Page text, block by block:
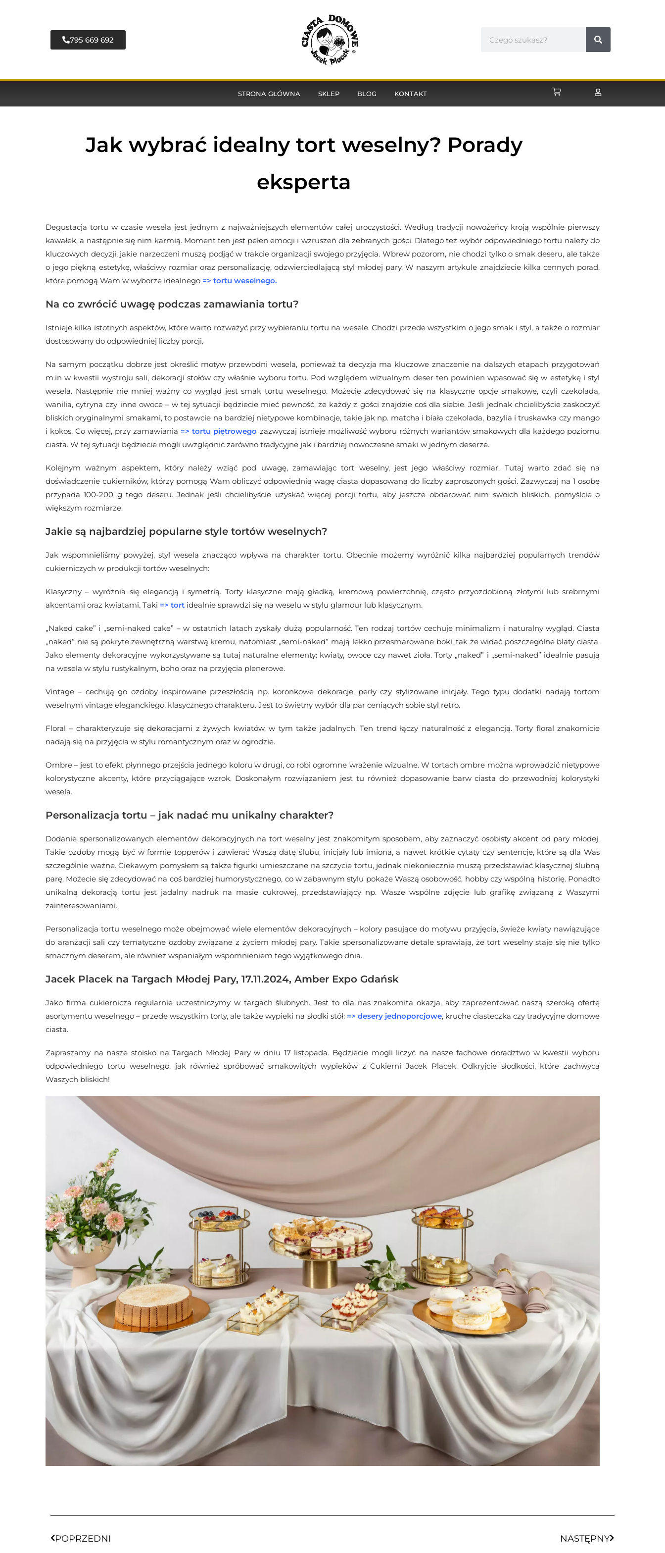
795 669 692
STRONA GŁÓWNA SKLEP BLOG KONTAKT
Jak wybrać idealny tort weselny? Porady
eksperta
Degustacja tortu w czasie wesela jest jednym z najważniejszych elementów całej uroczystości. Według tradycji nowożeńcy kroją wspólnie pierwszy
kawałek, a następnie się nim karmią. Moment ten jest pełen emocji i wzruszeń dla zebranych gości. Dlatego też wybór odpowiedniego tortu należy do
kluczowych decyzji, jakie narzeczeni muszą podjąć w trakcie organizacji swojego przyjęcia. Wbrew pozorom, nie chodzi tylko o smak deseru, ale także
o jego piękną estetykę, właściwy rozmiar oraz personalizację, odzwierciedlającą styl młodej pary. W naszym artykule znajdziecie kilka cennych porad,
które pomogą Wam w wyborze idealnego => tortu weselnego.
Na co zwrócić uwagę podczas zamawiania tortu?
Istnieje kilka istotnych aspektów, które warto rozważyć przy wybieraniu tortu na wesele. Chodzi przede wszystkim o jego smak i styl, a także o rozmiar
dostosowany do odpowiedniej liczby porcji.
Na samym początku dobrze jest określić motyw przewodni wesela, ponieważ ta decyzja ma kluczowe znaczenie na dalszych etapach przygotowań
m.in w kwestii wystroju sali, dekoracji stołów czy właśnie wyboru tortu. Pod względem wizualnym deser ten powinien wpasować się w estetykę i styl
wesela. Następnie nie mniej ważny co wygląd jest smak tortu weselnego. Możecie zdecydować się na klasyczne opcje smakowe, czyli czekolada,
wanilia, cytryna czy inne owoce – w tej sytuacji będziecie mieć pewność, że każdy z gości znajdzie coś dla siebie. Jeśli jednak chcielibyście zaskoczyć
bliskich oryginalnymi smakami, to postawcie na bardziej nietypowe kombinacje, takie jak np. matcha i biała czekolada, bazylia i truskawka czy mango
i kokos. Co więcej, przy zamawiania =>tortu piętrowego zazwyczaj istnieje możliwość wyboru różnych wariantów smakowych dla każdego poziomu
ciasta. W tej sytuacji będziecie mogli uwzględnić zarówno tradycyjne jak i bardziej nowoczesne smaki w jednym deserze.
Kolejnym ważnym aspektem, który należy wziąć pod uwagę, zamawiając tort weselny, jest jego właściwy rozmiar. Tutaj warto zdać się na
doświadczenie cukierników, którzy pomogą Wam obliczyć odpowiednią wagę ciasta dopasowaną do liczby zaproszonych gości. Zazwyczaj na 1 osobę
przypada 100-200 g tego deseru. Jednak jeśli chcielibyście uzyskać więcej porcji tortu, aby jeszcze obdarować nim swoich bliskich, pomyślcie o
większym rozmiarze.
Jakie są najbardziej popularne style tortów weselnych?
Jak wspomnieliśmy powyżej, styl wesela znacząco wpływa na charakter tortu. Obecnie możemy wyróżnić kilka najbardziej popularnych trendów
cukierniczych w produkcji tortów weselnych:
Klasyczny – wyróżnia się elegancją i symetrią. Torty klasyczne mają gładką, kremową powierzchnię, często przyozdobioną złotymi lub srebrnymi
akcentami oraz kwiatami. Taki => tort idealnie sprawdzi się na weselu w stylu glamour lub klasycznym.
„Naked cake” i „semi-naked cake” – w ostatnich latach zyskały dużą popularność. Ten rodzaj tortów cechuje minimalizm i naturalny wygląd. Ciasta
„naked” nie są pokryte zewnętrzną warstwą kremu, natomiast „semi-naked” mają lekko przesmarowane boki, tak że widać poszczególne blaty ciasta.
Jako elementy dekoracyjne wykorzystywane są tutaj naturalne elementy: kwiaty, owoce czy nawet zioła. Torty „naked” i „semi-naked” idealnie pasują
na wesela w stylu rustykalnym, boho oraz na przyjęcia plenerowe.
Vintage – cechują go ozdoby inspirowane przeszłością np. koronkowe dekoracje, perły czy stylizowane inicjały. Tego typu dodatki nadają tortom
weselnym vintage eleganckiego, klasycznego charakteru. Jest to świetny wybór dla par ceniących sobie styl retro.
Floral – charakteryzuje się dekoracjami z żywych kwiatów, w tym także jadalnych. Ten trend łączy naturalność z elegancją. Torty floral znakomicie
nadają się na przyjęcia w stylu romantycznym oraz w ogrodzie.
Ombre – jest to efekt płynnego przejścia jednego koloru w drugi, co robi ogromne wrażenie wizualne. W tortach ombre można wprowadzić nietypowe
kolorystyczne akcenty, które przyciągające wzrok. Doskonałym rozwiązaniem jest tu również dopasowanie barw ciasta do przewodniej kolorystyki
wesela.
Personalizacja tortu – jak nadać mu unikalny charakter?
Dodanie spersonalizowanych elementów dekoracyjnych na tort weselny jest znakomitym sposobem, aby zaznaczyć osobisty akcent od pary młodej.
Takie ozdoby mogą być w formie topperów i zawierać Waszą datę ślubu, inicjały lub imiona, a nawet krótkie cytaty czy sentencje, które są dla Was
szczególnie ważne. Ciekawym pomysłem są także figurki umieszczane na szczycie tortu, jednak niekoniecznie muszą przedstawiać klasycznej ślubną
parę. Możecie się zdecydować na coś bardziej humorystycznego, co w zabawnym stylu pokaże Waszą osobowość, hobby czy wspólną historię. Ponadto
unikalną dekoracją tortu jest jadalny nadruk na masie cukrowej, przedstawiający np. Wasze wspólne zdjęcie lub grafikę związaną z Waszymi
zainteresowaniami.
Personalizacja tortu weselnego może obejmować wiele elementów dekoracyjnych – kolory pasujące do motywu przyjęcia, świeże kwiaty nawiązujące
do aranżacji sali czy tematyczne ozdoby związane z życiem młodej pary.Takie spersonalizowane detale sprawiają, że tort weselny staje się nie tylko
smacznym deserem, ale również wspaniałym wspomnieniem tego wyjątkowego dnia.
Jacek Placek na Targach Młodej Pary, 17.11.2024, Amber Expo Gdańsk
Jako firma cukiernicza regularnie uczestniczymy w targach ślubnych. Jest to dla nas znakomita okazja, aby zaprezentować naszą szeroką ofertę
asortymentu weselnego – przede wszystkim torty, ale także wypieki na słodki stół: => desery jednoporcjowe, kruche ciasteczka czy tradycyjne domowe
ciasta.
Zapraszamy na nasze stoisko na Targach Młodej Pary w dniu 17 listopada. Będziecie mogli liczyć na nasze fachowe doradztwo w kwestii wyboru
odpowiedniego tortu weselnego, jak również spróbować smakowitych wypieków z Cukierni Jacek Placek. Odkryjcie słodkości, które zachwycą
Waszych bliskich!
POPRZEDNI NASTĘPNY